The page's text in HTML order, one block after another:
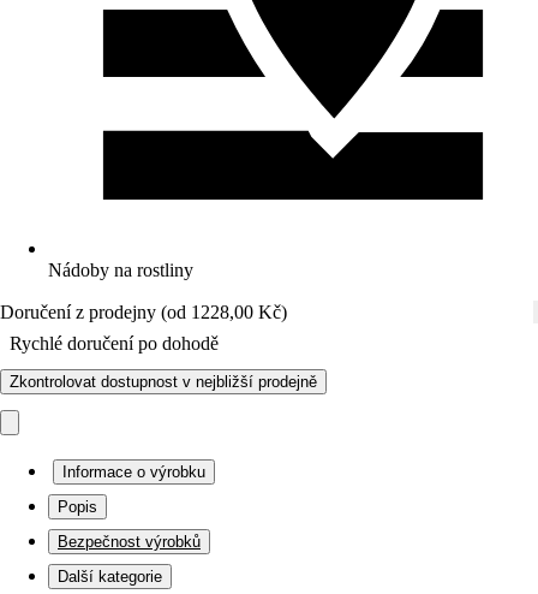
Nádoby na rostliny
Doručení z prodejny (od 1228,00 Kč)
Rychlé doručení po dohodě
Zkontrolovat dostupnost v nejbližší prodejně
Informace o výrobku
Popis
Bezpečnost výrobků
Další kategorie